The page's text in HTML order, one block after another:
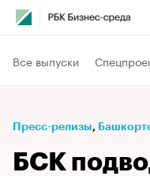
Все выпуски
Пресс-релизы⁠,
БСК